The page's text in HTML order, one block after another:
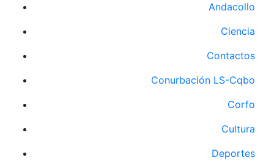
Andacollo
Ciencia
Contactos
Conurbación LS-Cqbo
Corfo
Cultura
Deportes